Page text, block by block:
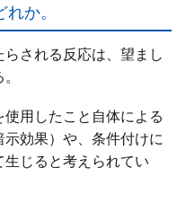
か。
される反応は、望まし
用したこと自体による
効果）や、条件付けに
じると考えられてい